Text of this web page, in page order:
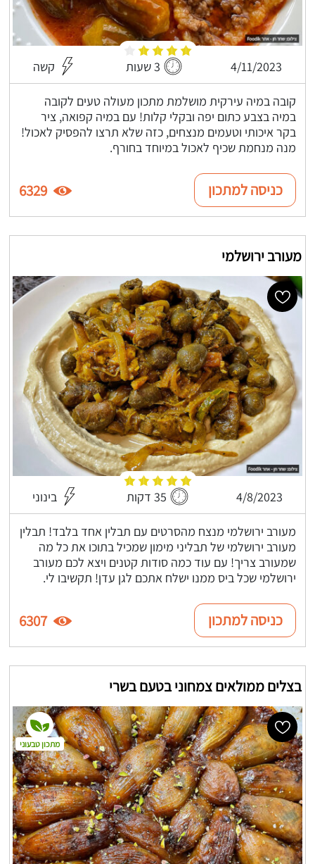
4/11/2023 3 שעות קשה
קובה במיה עירקית מושלמת מתכון מעולה טעים לקובה
במיה בצבע כתום יפה ובקלי קלות! עם במיה קפואה, ציר
בקר איכותי וטעמים מנצחים, כזה שלא תרצו להפסיק לאכול!
מנה מנחמת שכיף לאכול במיוחד בחורף.
כניסה למתכון 6329
מעורב ירושלמי
4/8/2023 35 דקות בינוני
מעורב ירושלמי מנצח מהסרטים עם תבלין אחד בלבד! תבלין
מעורב ירושלמי של תבליני מימון שמכיל בתוכו את כל מה
שמעורב צריך! עם עוד כמה סודות קטנים ויצא לכם מעורב
ירושלמי שכל ביס ממנו ישלח אתכם לגן עדן! תקשיבו לי.
כניסה למתכון 6307
בצלים ממולאים צמחוני בטעם בשרי
מתכון טבעוני